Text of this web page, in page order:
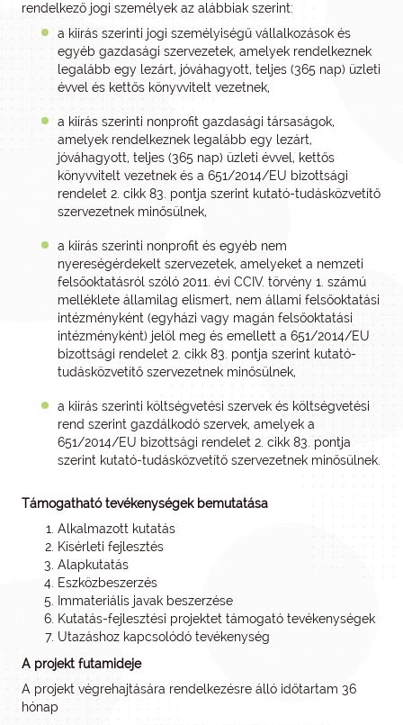
rendelkező jogi személyek az alábbiak szerint:
a kiírás szerinti jogi személyiségű vállalkozások és
egyéb gazdasági szervezetek, amelyek rendelkeznek
legalább egy lezárt, jóváhagyott, teljes (365 nap) üzleti
évvel és kettős könyvvitelt vezetnek,
a kiírás szerinti nonprofit gazdasági társaságok,
amelyek rendelkeznek legalább egy lezárt,
jóváhagyott, teljes (365 nap) üzleti évvel, kettős
könyvvitelt vezetnek és a 651/2014/EU bizottsági
rendelet 2. cikk 83. pontja szerint kutató-tudásközvetítő
szervezetnek minősülnek,
a kiírás szerinti nonprofit és egyéb nem
nyereségérdekelt szervezetek, amelyeket a nemzeti
felsőoktatásról szóló 2011. évi CCIV. törvény 1. számú
melléklete államilag elismert, nem állami felsőoktatási
intézményként (egyházi vagy magán felsőoktatási
intézményként) jelöl meg és emellett a 651/2014/EU
bizottsági rendelet 2. cikk 83. pontja szerint kutató-
tudásközvetítő szervezetnek minősülnek,
a kiírás szerinti költségvetési szervek és költségvetési
rend szerint gazdálkodó szervek, amelyek a
651/2014/EU bizottsági rendelet 2. cikk 83. pontja
szerint kutató-tudásközvetítő szervezetnek minősülnek.
Támogatható tevékenységek bemutatása
Alkalmazott kutatás
Kísérleti fejlesztés
Alapkutatás
Eszközbeszerzés
Immateriális javak beszerzése
Kutatás-fejlesztési projektet támogató tevékenységek
Utazáshoz kapcsolódó tevékenység
A projekt futamideje
A projekt végrehajtására rendelkezésre álló időtartam 36
hónap